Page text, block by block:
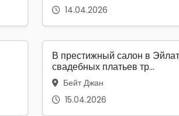
14.04.2026
В престижный салон в
свадебных платьев тр...
Бейт Джан
15.04.2026